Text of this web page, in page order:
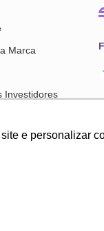
e personalizar
Marca
Investidores
20, 21 e 22 Empresarial